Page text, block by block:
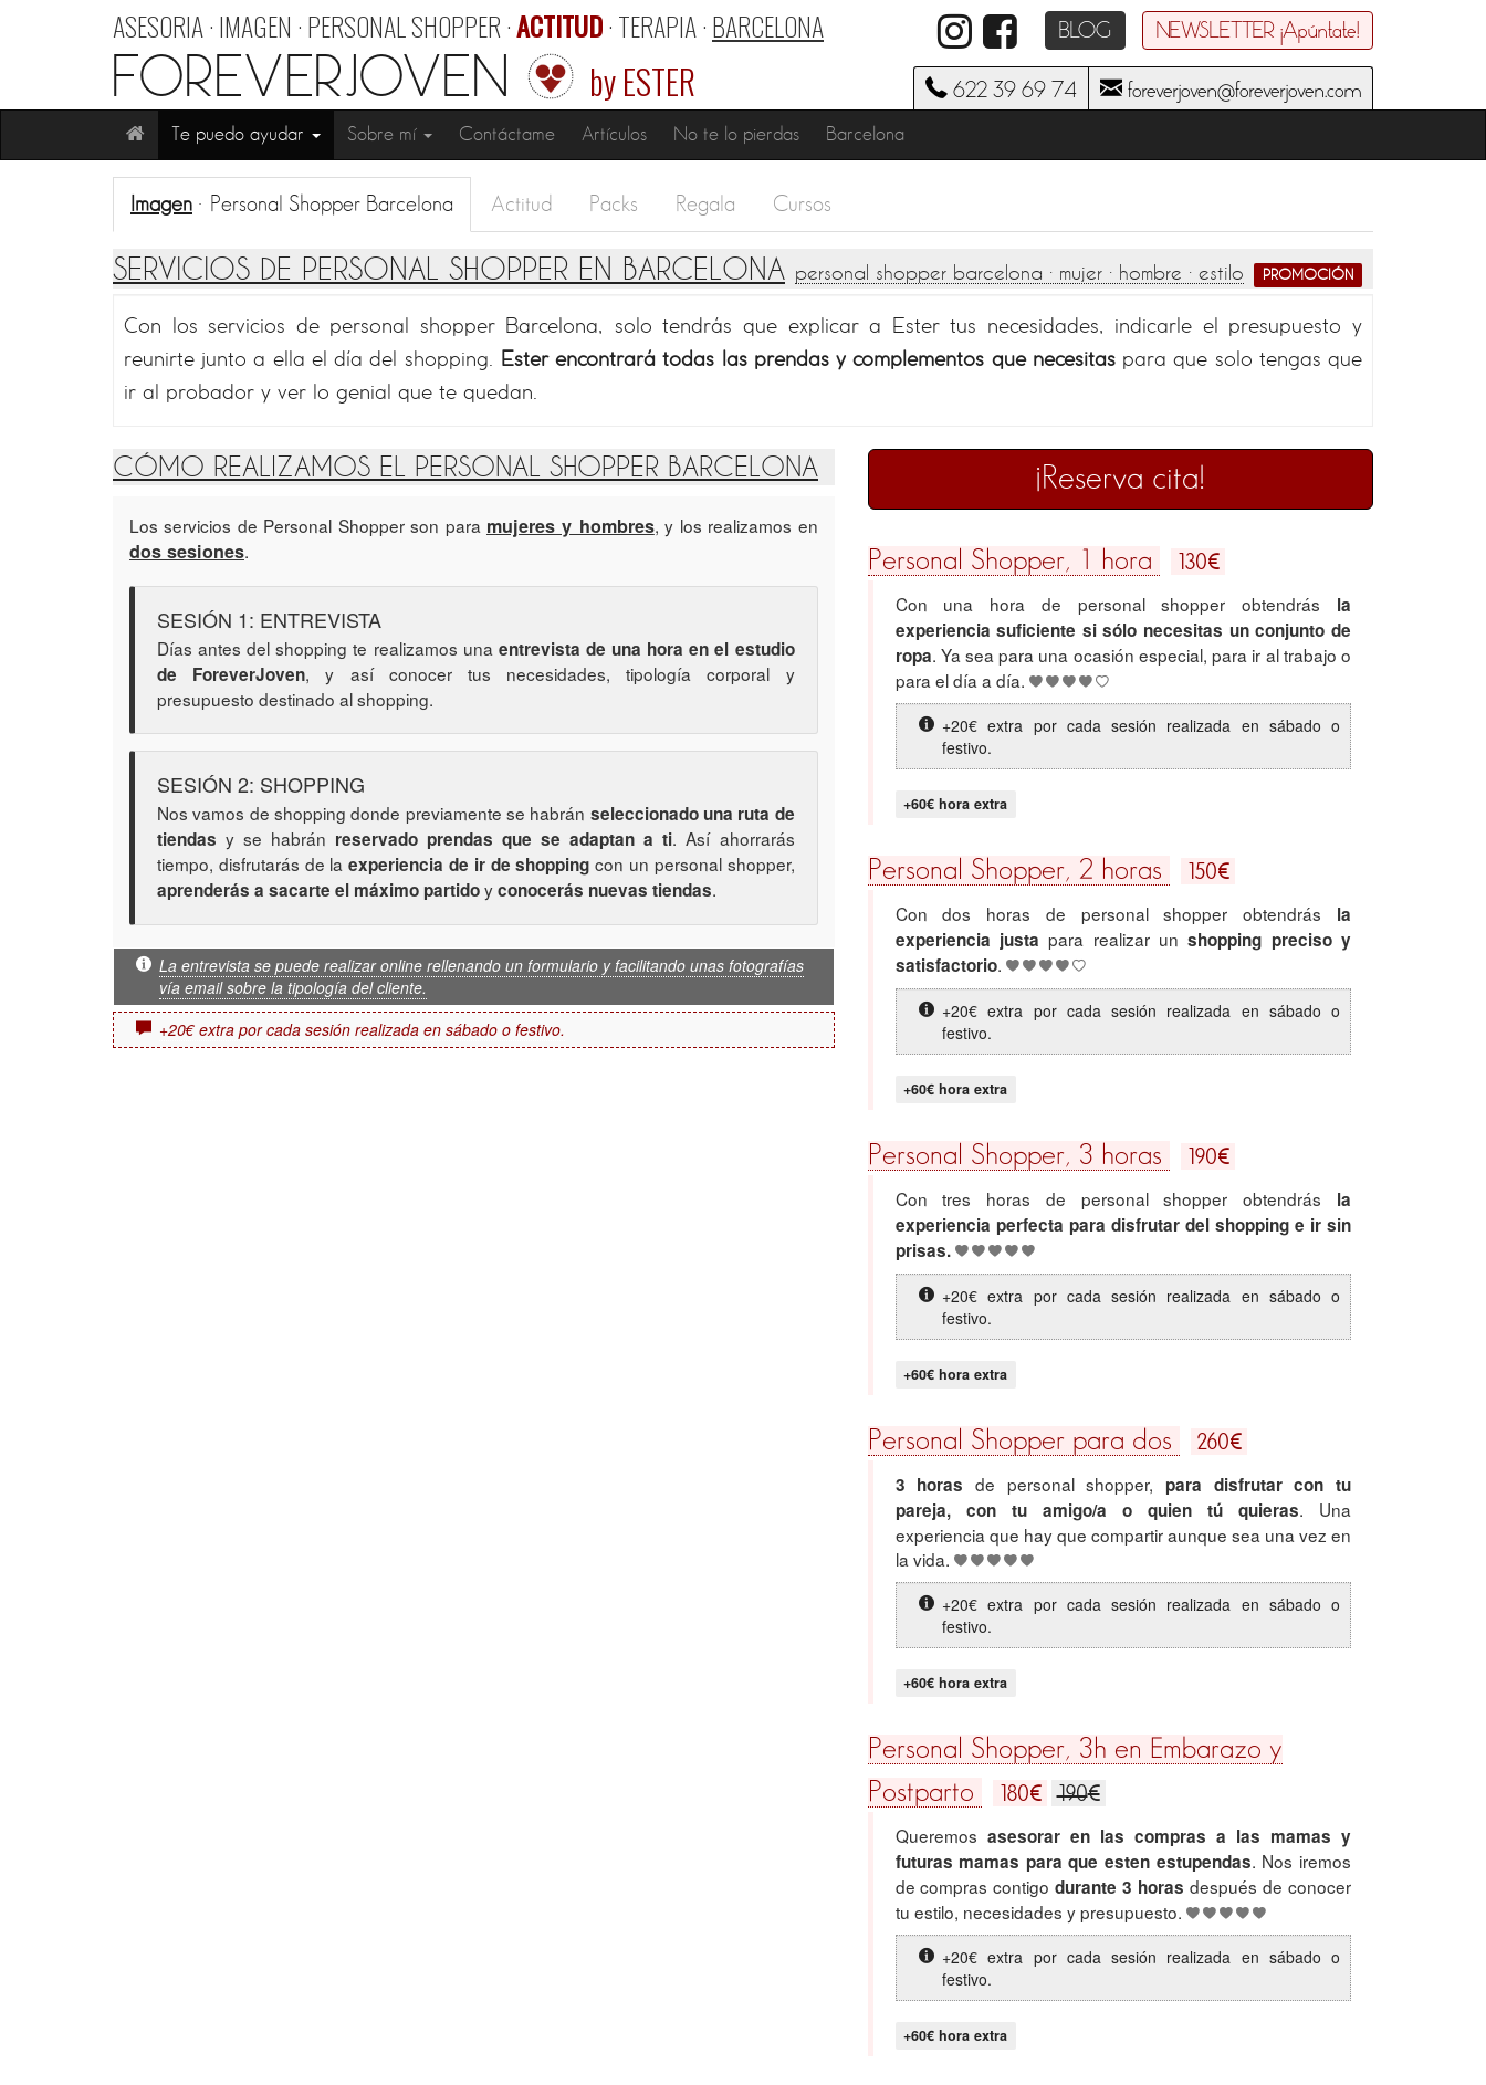
ASESORIA · IMAGEN · PERSONAL SHOPPER ·ACTITUD· TERAPIA ·BARCELONA
FOREVERJOVEN by ESTER
NEWSLETTER ¡Apúntate!
BLOG
622 39 69 74 foreverjoven@foreverjoven.com
Te puedo ayudar Sobre mí Contáctame Artículos No te lo pierdas Barcelona
Imagen · Personal Shopper Barcelona Actitud Packs Regala Cursos
SERVICIOS DE PERSONAL SHOPPER EN BARCELONA personal shopper barcelona · mujer · hombre · estilo PROMOCIÓN
Con los servicios de personal shopper Barcelona, solo tendrás que explicar a Ester tus necesidades, indicarle el presupuesto y
reunirte junto a ella el día del shopping. Ester encontrará todas las prendas y complementos que necesitaspara que solo tengas que
ir al probador y ver lo genial que te quedan.
CÓMO REALIZAMOS EL PERSONAL SHOPPER BARCELONA
Los servicios de Personal Shopper son para mujeres y hombres, y los realizamos en
dos sesiones.
SESIÓN 1: ENTREVISTA
Días antes del shopping te realizamos una entrevista de una hora en el estudio
de ForeverJoven, y así conocer tus necesidades, tipología corporal y
presupuesto destinado al shopping.
SESIÓN 2: SHOPPING
Nos vamos de shopping donde previamente se habrán seleccionado una ruta de
tiendas y se habrán reservado prendas que se adaptan a ti. Así ahorrarás
tiempo, disfrutarás de laexperiencia de ir de shopping con un personal shopper,
aprenderás a sacarte el máximo partidoyconocerás nuevas tiendas.
La entrevista se puede realizar online rellenando un formulario y facilitando unas fotografías
vía email sobre la tipología del cliente.
+20€ extra por cada sesión realizada en sábado o festivo.
¡Reserva cita!
Personal Shopper, 1 hora 130€
Con una hora de personal shopper obtendrás la
experiencia suficiente si sólo necesitas un conjunto de
ropa. Ya sea para una ocasión especial, para ir al trabajo o
para el día a día.
+20€ extra por cada sesión realizada en sábado o
festivo.
+60€ hora extra
Personal Shopper, 2 horas 150€
Con dos horas de personal shopper obtendrás la
experiencia justa para realizar unshopping preciso y
satisfactorio.
+20€ extra por cada sesión realizada en sábado o
festivo.
+60€ hora extra
Personal Shopper, 3 horas 190€
Con tres horas de personal shopper obtendrás la
experiencia perfecta para disfrutar del shopping e ir sin
prisas.
+20€ extra por cada sesión realizada en sábado o
festivo.
+60€ hora extra
Personal Shopper para dos 260€
3 horas de personal shopper, para disfrutar con tu
pareja, con tu amigo/a o quien tú quieras. Una
experiencia que hay que compartir aunque sea una vez en
la vida.
+20€ extra por cada sesión realizada en sábado o
festivo.
+60€ hora extra
Personal Shopper, 3h en Embarazo y
Postparto
180€ 190€
Queremos asesorar en las compras a las mamas y
futuras mamas para que esten estupendas. Nos iremos
de compras contigodurante 3 horas después de conocer
tu estilo, necesidades y presupuesto.
+20€ extra por cada sesión realizada en sábado o
festivo.
+60€ hora extra